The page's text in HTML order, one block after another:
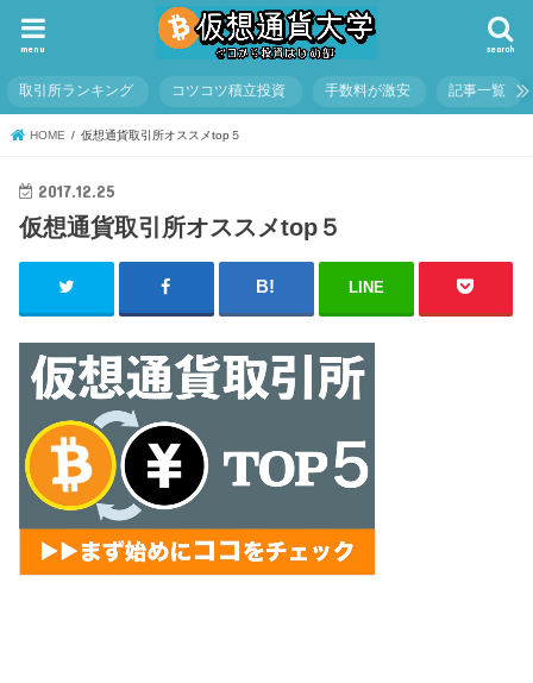
search
menu
取引所ランキング コツコツ積立投資 手数料が激安 記事一覧
HOME 仮想通貨取引所オススメtop５
2017.12.25
仮想通貨取引所オススメtop５
LINE